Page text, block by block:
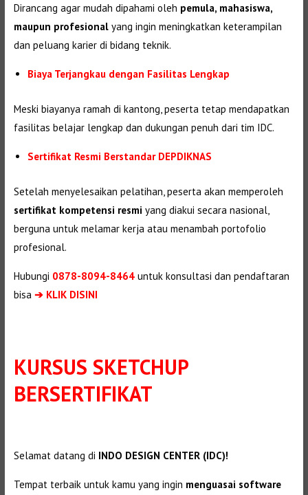
Dirancang agar mudah dipahami oleh pemula, mahasiswa,
maupun profesionalyang ingin meningkatkan keterampilan
dan peluang karier di bidang teknik.
Biaya Terjangkau dengan Fasilitas Lengkap
Meski biayanya ramah di kantong, peserta tetap mendapatkan
fasilitas belajar lengkap dan dukungan penuh dari tim IDC.
Sertifikat Resmi Berstandar DEPDIKNAS
Setelah menyelesaikan pelatihan, peserta akan memperoleh
sertifikat kompetensi resmi yang diakui secara nasional,
berguna untuk melamar kerja atau menambah portofolio
profesional.
Hubungi 0878-8094-8464untuk konsultasi dan pendaftaran
bisa ➔ KLIK DISINI
KURSUS SKETCHUP
BERSERTIFIKAT
Selamat datang di INDO DESIGN CENTER (IDC)!
Tempat terbaik untuk kamu yang ingin menguasai software